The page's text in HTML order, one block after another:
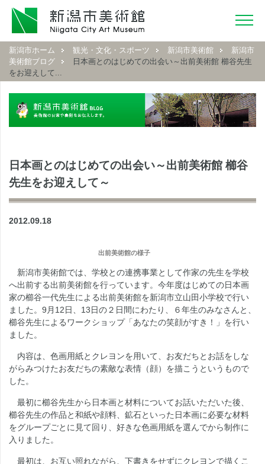
新潟市ホーム 観光・文化・スポーツ 新潟市美術館
新潟市
美術館ブログ
日本画とのはじめての出会い～出前美術館 櫛谷先生
をお迎えして...
日本画とのはじめての出会い～出前美術館 櫛谷
先生をお迎えして～
2012.09.18
出前美術館の様子
新潟市美術館では、学校との連携事業として作家の先生を学校
へ出前する出前美術館を行っています。今年度はじめての日本画
家の櫛谷一代先生による出前美術館を新潟市立山田小学校で行い
ました。9月12日、13日の２日間にわたり、６年生のみなさんと、
櫛谷先生によるワークショップ「あなたの笑顔がすき！」を行い
ました。
内容は、色画用紙とクレヨンを用いて、お友だちとお話をしな
がらみつけたお友だちの素敵な表情（顔）を描こうというもので
した。
最初に櫛谷先生から日本画と材料についてお話いただいた後、
櫛谷先生の作品と和紙や顔料、鉱石といった日本画に必要な材料
をグループごとに見て回り、好きな色画用紙を選んでから制作に
入りました。
最初は、お互い照れながら、下書きをせずにクレヨンで描くこ